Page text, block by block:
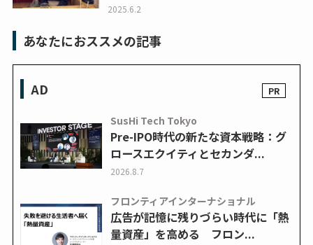
2025.6.2
あなたにおススメの記事
AD
SusHi Tech Tokyo
Pre-IPO時代の新たな資本戦略：グ
ロースエクイティとセカンダ...
2026.8.7
フロンティアインターナショナル
広告が記憶に残りづらい時代に「熱
量資産」を高める フロン...